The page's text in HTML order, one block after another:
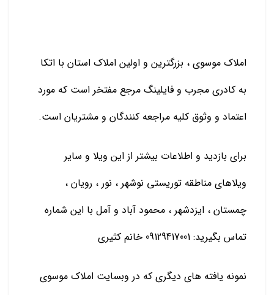
املاک موسوی ، بزرگترین و اولین املاک استان با اتکا
به کادری مجرب و فایلینگ مرجع مفتخر است که مورد
اعتماد و وثوق کلیه مراجعه کنندگان و مشتریان است.
برای بازدید و اطلاعات بیشتر از این ویلا و سایر
ویلاهای مناطقه توریستی نوشهر ، نور ، رویان ،
چمستان ، ایزدشهر ، محمود آباد و آمل با این شماره
تماس بگیرید: 09129417001 خانم کثیری
نمونه یافته های دیگری که در وبسایت املاک موسوی